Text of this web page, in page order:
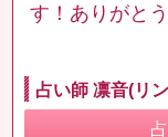
す！ありがと
占い師 凛音(リ